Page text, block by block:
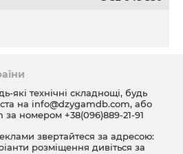
які технічні складнощі, будь
на info@dzygamdb.com, або
за номером +38(096)889-21-91
звертайтеся за адресою:
розміщення дивіться за